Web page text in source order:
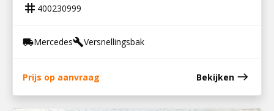
tag 400230999
local_shippingMercedesbuildVersnellingsbak
Prijs op aanvraag Bekijken east